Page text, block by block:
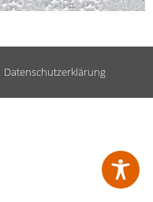
Datenschutzerklärung